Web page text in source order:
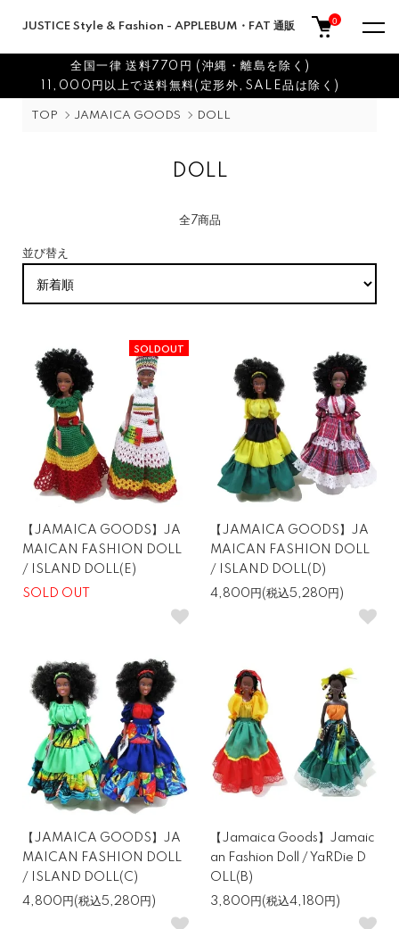
JUSTICE Style & Fashion - APPLEBUM・FAT 通販 0
全国一律 送料770円 (沖縄・離島を除く)
11,000円以上で送料無料(定形外,SALE品は除く)
TOP JAMAICA GOODS DOLL
DOLL
全7商品
並び替え
SOLDOUT
【JAMAICA GOODS】JA
MAICAN FASHION DOLL
/ ISLAND DOLL(E)
SOLD OUT
【JAMAICA GOODS】JA
MAICAN FASHION DOLL
/ ISLAND DOLL(D)
4,800円(税込5,280円)
【JAMAICA GOODS】JA
MAICAN FASHION DOLL
/ ISLAND DOLL(C)
4,800円(税込5,280円)
【Jamaica Goods】Jamaic
an Fashion Doll / YaRDie D
OLL(B)
3,800円(税込4,180円)